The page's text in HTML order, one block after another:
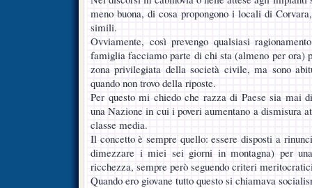
meno buona, di cosa propongono i locali di
simili.
Ovviamente, così prevengo qualsiasi
famiglia facciamo parte di chi sta (almeno per ora)
zona privilegiata della società civile, ma sono
quando non trovo della riposte.
Per questo mi chiedo che razza di Paese sia mai
una Nazione in cui i poveri aumentano a dismisura
classe media.
Il concetto è sempre quello: essere disposti a
dimezzare i miei sei giorni in montagna) per
ricchezza, sempre però seguendo criteri
Quando ero giovane tutto questo si chiamava